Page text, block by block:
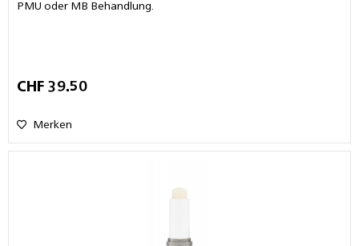
PMU oder MB Behandlung.
CHF 39.50
Merken